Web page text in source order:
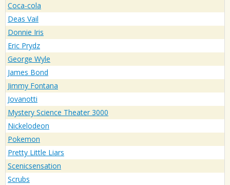
Coca-cola
Deas Vail
Donnie Iris
Eric Prydz
George Wyle
James Bond
Jimmy Fontana
Jovanotti
Mystery Science Theater 3000
Nickelodeon
Pokemon
Pretty Little Liars
Scenicsensation
Scrubs